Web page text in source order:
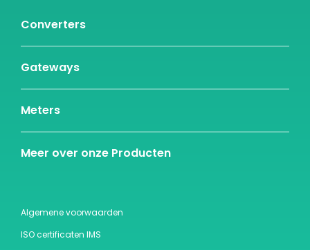
Converters
Gateways
Meters
Meer over onze Producten
Algemene voorwaarden
ISO certificaten IMS